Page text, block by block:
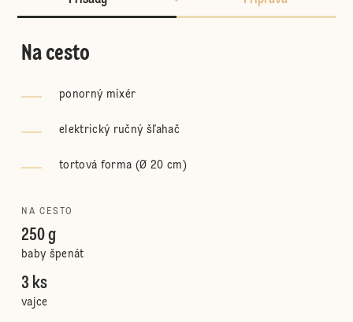
Na cesto
ponorný mixér
elektrický ručný šľahač
tortová forma (Ø 20 cm)
NA CESTO
250 g
baby špenát
3 ks
vajce